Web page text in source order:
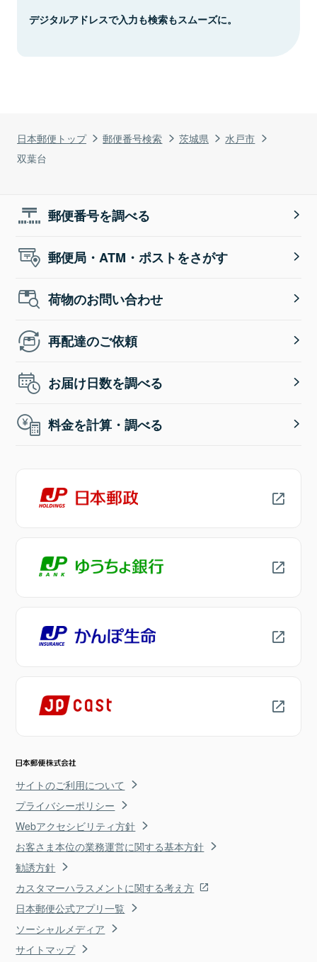
日本郵便トップ 郵便番号検索 茨城県
水戸市
双葉台
デジタルアドレスで入力も検索もスムーズに。
郵便番号を調べる
郵便局・ATM・ポストをさがす
荷物のお問い合わせ
再配達のご依頼
お届け日数を調べる
料金を計算・調べる
サイトのご利用について
プライバシーポリシー
Webアクセシビリティ方針
お客さま本位の業務運営に関する基本方針
勧誘方針
カスタマーハラスメントに関する考え方
日本郵便公式アプリ一覧
ソーシャルメディア
サイトマップ